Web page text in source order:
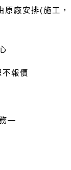
原廠安排(施工，
報價
—